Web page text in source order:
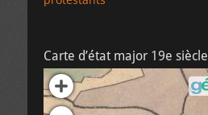
Carte d’état major 19e siècle